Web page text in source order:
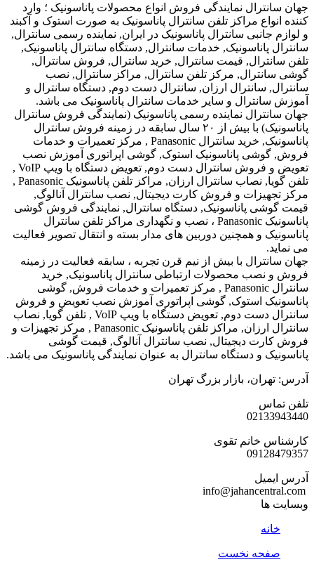
نمایندگی فروش انواع محصولات پاناسونیک ؛ وارد
مراکز تلفن سانترال پاناسونیک به صورت استوک و آکبند
سانترال پاناسونیک در ایران, نماینده رسمی سانترال,
پاناسونیک, خدمات سانترال, دستگاه سانترال پاناسونیک,
قیمت سانترال, خرید سانترال, فروش سانترال,
مرکز تلفن سانترال, مراکز سانترال, نصب
سانترال ارزان, سانترال دست دوم, دستگاه سانترال و
و سایر خدمات سانترال پاناسونیک می باشد.
نماینده رسمی پاناسونیک (نمایندگی فروش سانترال
پاناسونیک) با بیش از ۲۰ سال سابقه در زمینه فروش سانترال
پاناسونیک, خرید سانترال Panasonic , مرکز تعمیرات و خدمات
پاناسونیک استوک, گوشی اپراتوری آموزش نصب
تعویض و فروش سانترال دست دوم, تعویض دستگاه با ویپ VoIP ,
تلفن گویا, نصاب سانترال ارزان, مراکز تلفن پاناسونیک Panasonic ,
و فروش کارت دیجیتال, نصب سانترال آنالوگ,
پاناسونیک, دستگاه سانترال, نمایندگی فروش گوشی
پاناسونیک Panasonic ، نصب و نگهداری مراکز تلفن سانترال
و همچنین دوربین های مدار بسته و انتقال تصویر فعالیت
با بیش از نیم قرن تجربه ، سابقه فعالیت در زمینه
محصولات ارتباطی سانترال پاناسونیک, خرید
سانترال Panasonic , مرکز تعمیرات و خدمات فروش, گوشی
استوک, گوشی اپراتوری آموزش نصب تعویض و فروش
سانترال دست دوم, تعویض دستگاه با ویپ VoIP , تلفن گویا, نصاب
سانترال ارزان, مراکز تلفن پاناسونیک Panasonic , مرکز تجهیزات و
دیجیتال, نصب سانترال آنالوگ, قیمت گوشی
و دستگاه سانترال به عنوان نمایندگی پاناسونیک می باشد.
بازار بزرگ تهران
خانم تقوی
نخست